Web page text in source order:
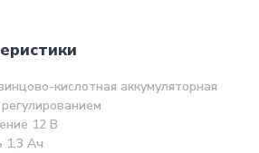
кислотная аккумуляторная
12 В
1,3 Ач